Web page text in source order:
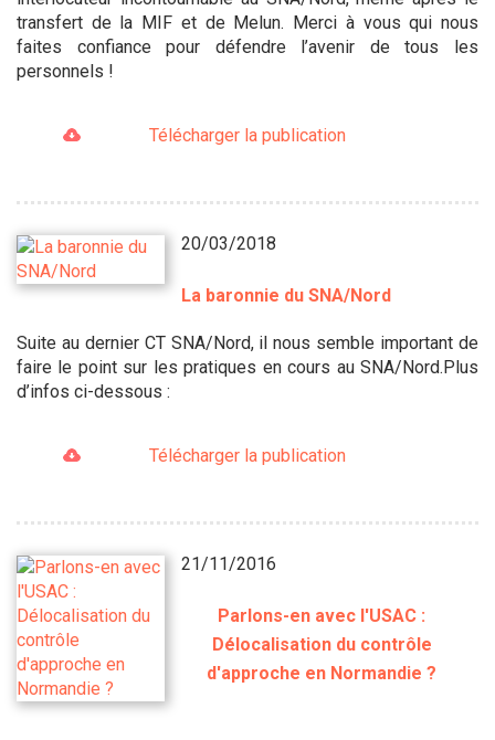
transfert de la MIF et de Melun. Merci à vous qui nous
faites confiance pour défendre l’avenir de tous les
personnels !
Télécharger la publication
20/03/2018
La baronnie du SNA/Nord
Suite au dernier CT SNA/Nord, il nous semble important de
faire le point sur les pratiques en cours au SNA/Nord.Plus
d’infos ci-dessous :
Télécharger la publication
21/11/2016
Parlons-en avec l'USAC :
Délocalisation du contrôle
d'approche en Normandie ?